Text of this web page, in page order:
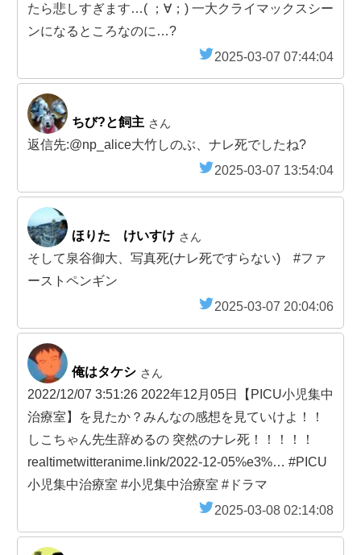
たら悲しすぎます…( ；∀；) 一大クライマックスシー
ンになるところなのに…?
2025-03-07 07:44:04
ちび?と飼主 さん
返信先:@np_alice大竹しのぶ、ナレ死でしたね?
2025-03-07 13:54:04
ほりた けいすけ さん
そして泉谷御大、写真死(ナレ死ですらない) #ファ
ーストペンギン
2025-03-07 20:04:06
俺はタケシ さん
2022/12/07 3:51:26 2022年12月05日【PICU小児集中
治療室】を見たか？みんなの感想を見ていけよ！！
しこちゃん先生辞めるの 突然のナレ死！！！！！
realtimetwitteranime.link/2022-12-05%e3%… #PICU
小児集中治療室 #小児集中治療室 #ドラマ
2025-03-08 02:14:08